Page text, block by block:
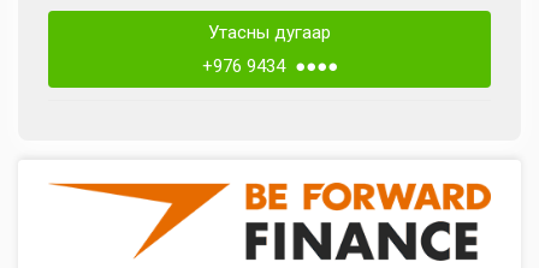
Утасны дугаар
+976 9434 ●●●●